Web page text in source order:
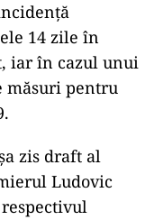
14 zile în
iar în cazul unui
măsuri pentru
zis draft al
Ludovic